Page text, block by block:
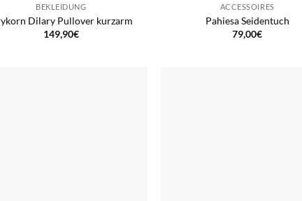
BEKLEIDUNG
Dilary Pullover kurzarm
149,90€
ACCESSOIRES
Pahiesa Seidentuch
79,00€